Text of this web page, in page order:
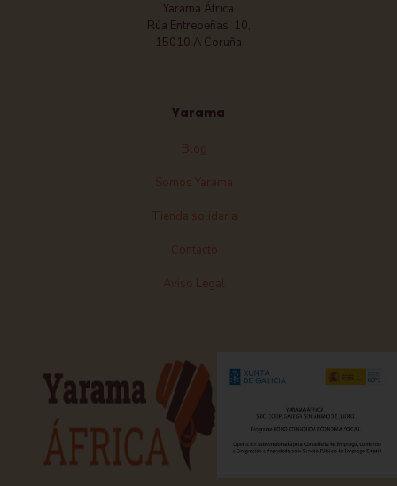
Yarama África
Rúa Entrepeñas, 10,
15010 A Coruña
Yarama